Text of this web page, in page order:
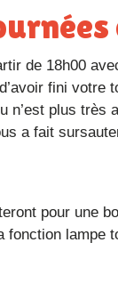
fini votre
n’est plus très
a fait
fonction lampe